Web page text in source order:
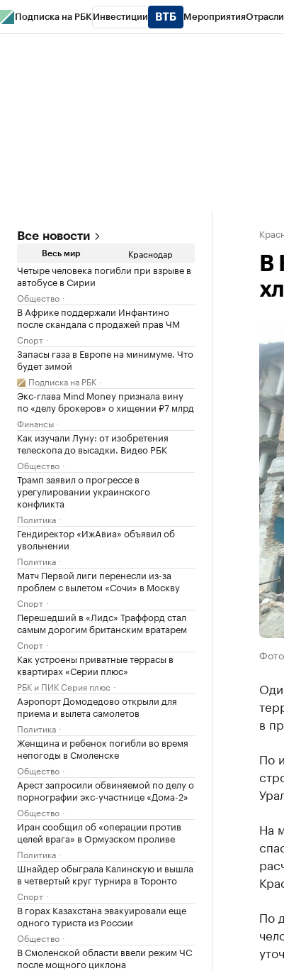
Подписка на РБК Инвестиции МероприятияОтрасли
Все новости
Весь мир Краснодар
Четыре человека погибли при взрыве в
автобусе в Сирии
Общество
В Африке поддержали Инфантино
после скандала с продажей прав ЧМ
Спорт
Запасы газа в Европе на минимуме. Что
будет зимой
Подписка на РБК
Экс-глава Mind Money признала вину
по «делу брокеров» о хищении ₽7 млрд
Финансы
Как изучали Луну: от изобретения
телескопа до высадки. Видео РБК
Общество
Трамп заявил о прогрессе в
урегулировании украинского
конфликта
Политика
Гендиректор «ИжАвиа» объявил об
увольнении
Политика
Матч Первой лиги перенесли из-за
проблем с вылетом «Сочи» в Москву
Спорт
Перешедший в «Лидс» Траффорд стал
самым дорогим британским вратарем
Спорт
Как устроены приватные террасы в
квартирах «Серии плюс»
РБК и ПИК Серия плюс
Аэропорт Домодедово открыли для
приема и вылета самолетов
Политика
Женщина и ребенок погибли во время
непогоды в Смоленске
Общество
Арест запросили обвиняемой по делу о
порнографии экс-участнице «Дома-2»
Общество
Иран сообщил об «операции против
целей врага» в Ормузском проливе
Политика
Шнайдер обыграла Калинскую и вышла
в четвертый круг турнира в Торонто
Спорт
В горах Казахстана эвакуировали еще
одного туриста из России
Общество
В Смоленской области ввели режим ЧС
после мощного циклона
В
в
По
На
По